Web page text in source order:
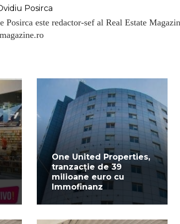
Posirca
Posirca este redactor-sef al Real Estate
One United Properties,
tranzacție de 39
milioane euro cu
Immofinanz